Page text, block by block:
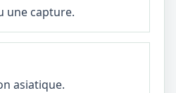
une capture.
asiatique.